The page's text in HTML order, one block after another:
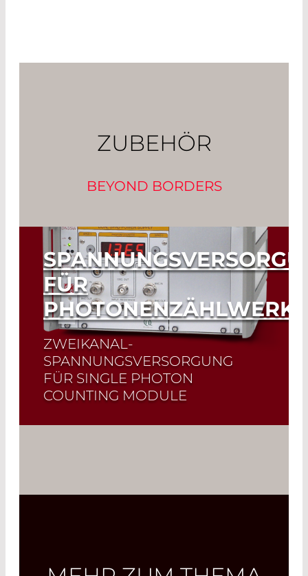
ZUBEHÖR
BEYOND BORDERS
FÜR
PHOTONENZÄHLWERKE
ZWEIKANAL-
SPANNUNGSVERSORGUNG
FÜR SINGLE PHOTON
COUNTING MODULE